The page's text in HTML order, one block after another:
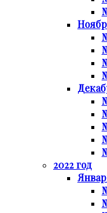
2022 год